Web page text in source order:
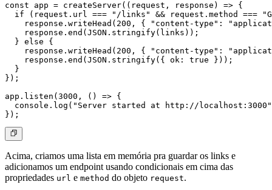
const app = createServer((request, response) => {
if (request.url === "/links" && request.method ===
response.writeHead(200, { "content-type":
    response.end(JSON.stringify(links));
  } else {
response.writeHead(200, { "content-type":
    response.end(JSON.stringify({ ok: true }));
  }
});
app.listen(3000, () => {
console.log("Server started at http://
Acima, criamos uma lista em memória pra guardar os links e
adicionamos um endpoint usando condicionais em cima das
propriedades url e method do objeto request.